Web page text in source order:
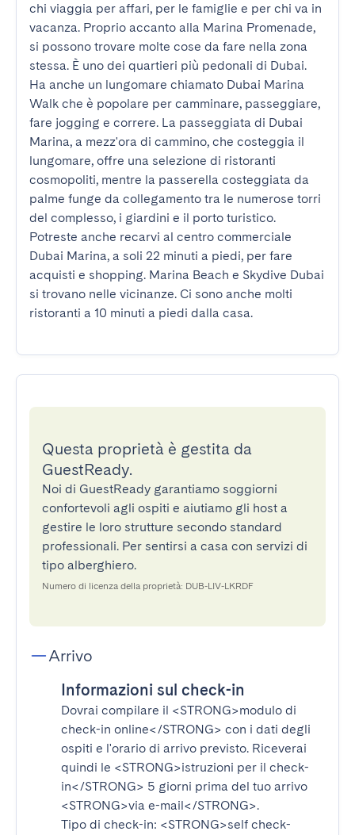
chi viaggia per affari, per le famiglie e per chi va in
vacanza. Proprio accanto alla Marina Promenade,
si possono trovare molte cose da fare nella zona
stessa. È uno dei quartieri più pedonali di Dubai.
Ha anche un lungomare chiamato Dubai Marina
Walk che è popolare per camminare, passeggiare,
fare jogging e correre. La passeggiata di Dubai
Marina, a mezz'ora di cammino, che costeggia il
lungomare, offre una selezione di ristoranti
cosmopoliti, mentre la passerella costeggiata da
palme funge da collegamento tra le numerose torri
del complesso, i giardini e il porto turistico.
Potreste anche recarvi al centro commerciale
Dubai Marina, a soli 22 minuti a piedi, per fare
acquisti e shopping. Marina Beach e Skydive Dubai
si trovano nelle vicinanze. Ci sono anche molti
ristoranti a 10 minuti a piedi dalla casa.
Questa proprietà è gestita da
GuestReady.
Noi di GuestReady garantiamo soggiorni
confortevoli agli ospiti e aiutiamo gli host a
gestire le loro strutture secondo standard
professionali. Per sentirsi a casa con servizi di
tipo alberghiero.
Numero di licenza della proprietà: DUB-LIV-LKRDF
Arrivo
Informazioni sul check-in
Dovrai compilare il <STRONG>modulo di
check-in online</STRONG> con i dati degli
ospiti e l'orario di arrivo previsto. Riceverai
quindi le <STRONG>istruzioni per il check-
in</STRONG> 5 giorni prima del tuo arrivo
<STRONG>via e-mail</STRONG>.
Tipo di check-in: <STRONG>self check-